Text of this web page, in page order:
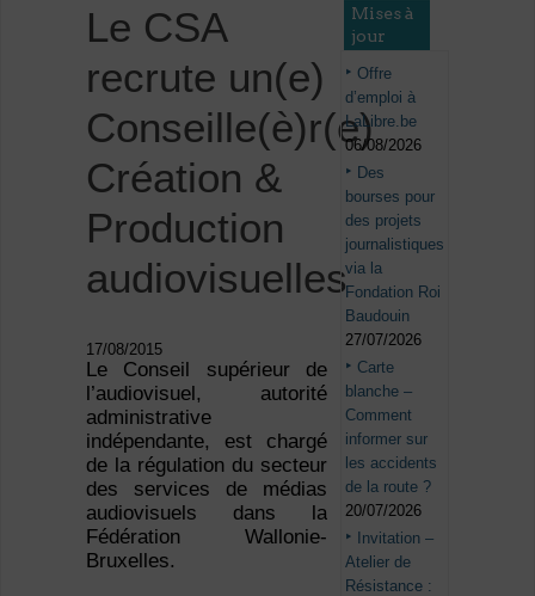
Le CSA
recrute un(e)
Conseille(è)r(e)
Création &
Production
audiovisuelles
17/08/2015
Le Conseil supérieur de
l’audiovisuel, autorité
administrative
indépendante, est chargé
de la régulation du secteur
des services de médias
audiovisuels dans la
Fédération Wallonie-
Bruxelles.
Mises à
jour
Offre
d’emploi à
LaLibre.be
06/08/2026
Des
bourses pour
des projets
journalistiques
via la
Fondation Roi
Baudouin
27/07/2026
Carte
blanche –
Comment
informer sur
les accidents
de la route ?
20/07/2026
Invitation –
Atelier de
Résistance :